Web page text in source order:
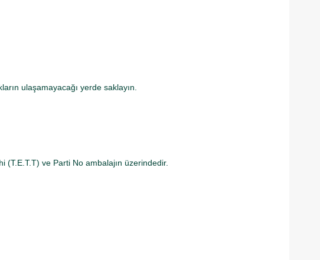
ulaşamayacağı yerde saklayın.
(T.E.T.T) ve Parti No ambalajın üzerindedir.